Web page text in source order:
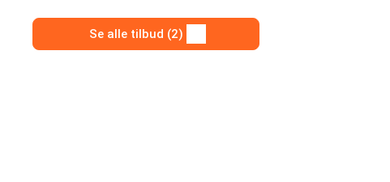
Se alle tilbud (2)